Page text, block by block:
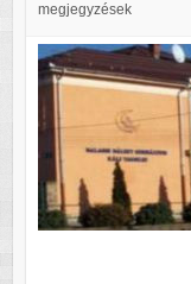
megjegyzések